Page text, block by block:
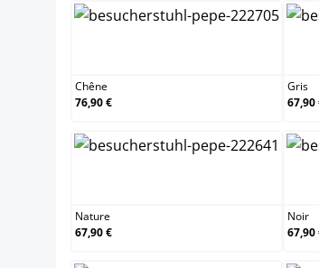
Chêne
76,90 €
Gris
67,90
Nature
67,90 €
Noir
67,90